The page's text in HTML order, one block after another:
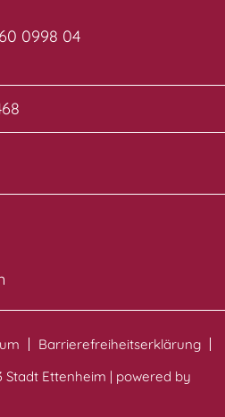
0998 04
Barrierefreiheitserklärung
Ettenheim | powered by